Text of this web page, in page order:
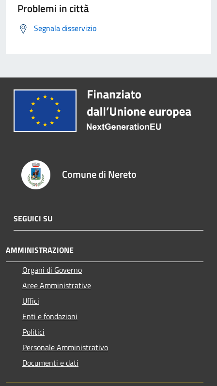
Problemi in città
Segnala disservizio
Comune di Nereto
SEGUICI SU
AMMINISTRAZIONE
Organi di Governo
Aree Amministrative
Uffici
Enti e fondazioni
Politici
Personale Amministrativo
Documenti e dati